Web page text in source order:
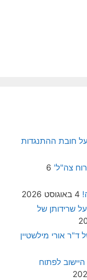
על חובת ההתנגדות
צה"ל' 6
4 באוגוסט 2026
שרידותן של
ד"ר אורי מילשטיין
לפתוח